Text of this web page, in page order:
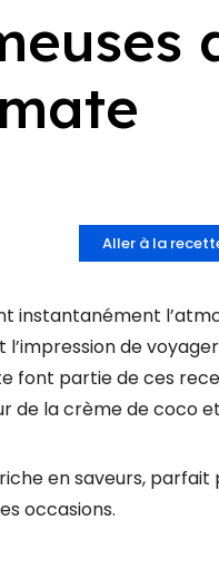
Aller à la
instantanément
de
font partie de ces
de la crème de coco
en saveurs,
occasions.